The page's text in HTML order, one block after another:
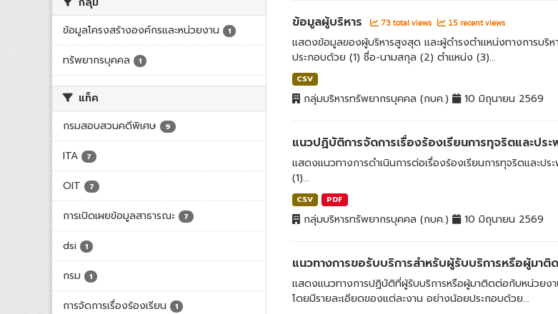
ข้อมูลโครงสร้างองค์กรและหน่วยงาน
1
ทรัพยากรบุคคล 1
แท็ค
กรมสอบสวนคดีพิเศษ
9
ITA 7
OIT 7
การเปิดเผยข้อมูลสาธารณะ 7
dsi 1
กรม 1
การจัดการเรื่องร้องเรียน 1
ข้อมูลผู้บริหาร 73 total views 15 recent views
แสดงข้อมูลของผู้บริหารสูงสุด และผู้ดำรงตำแหน่งทางการบ
ประกอบด้วย (1) ชื่อ-นามสกุล (2) ตำแหน่ง (3)...
CSV
กลุ่มบริหารทรัพยากรบุคคล (กบค.) 10 มิถุนายน 2569
แนวปฏิบัติการจัดการเรื่องร้องเรียนการทุจริตและปร
แสดงแนวทางการดำเนินการต่อเรื่องร้องเรียนการทุจริตและ
(1)...
CSV PDF
กลุ่มบริหารทรัพยากรบุคคล (กบค.) 10 มิถุนายน 2569
แนวทางการขอรับบริการสำหรับผู้รับบริการหรือผู้มาติ
แสดงแนวทางการปฏิบัติที่ผู้รับบริการหรือผู้มาติดต่อกับหน่วยง
โดยมีรายละเอียดของแต่ละงาน อย่างน้อยประกอบด้วย...